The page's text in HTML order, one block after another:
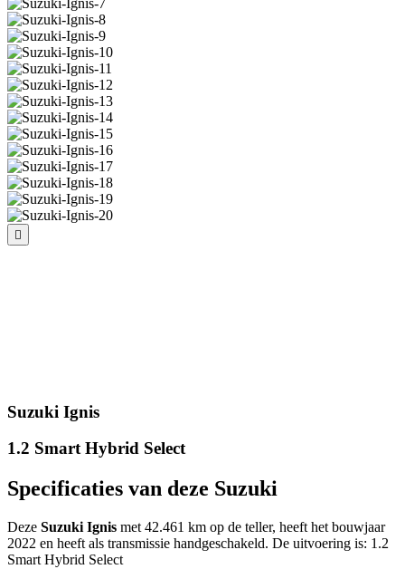
Suzuki Ignis
1.2 Smart Hybrid Select
Specificaties van deze Suzuki
Deze Suzuki Ignis met 42.461 km op de teller, heeft het bouwjaar
2022 en heeft als transmissie handgeschakeld. De uitvoering is: 1.2
Smart Hybrid Select